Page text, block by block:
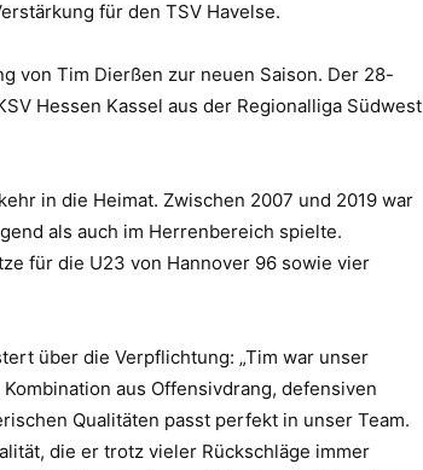
für den TSV Havelse.
von Tim Dierßen zur neuen Saison. Der 28-
Hessen Kassel aus der Regionalliga Südwest
in die Heimat. Zwischen 2007 und 2019 war
als auch im Herrenbereich spielte.
für die U23 von Hannover 96 sowie vier
über die Verpflichtung: „Tim war unser
aus Offensivdrang, defensiven
Qualitäten passt perfekt in unser Team.
die er trotz vieler Rückschläge immer